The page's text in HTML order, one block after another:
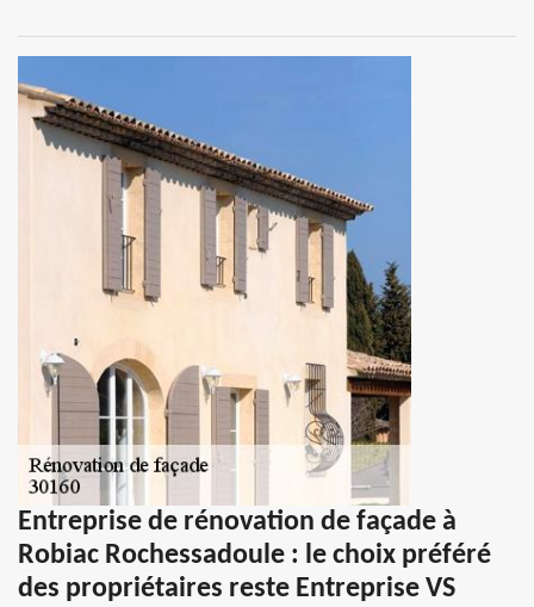
Entreprise de rénovation de façade à
Robiac Rochessadoule : le choix préféré
des propriétaires reste Entreprise VS